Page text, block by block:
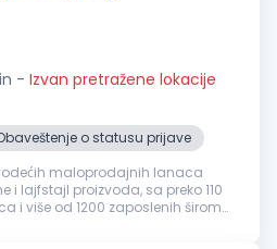
- Izvan pretražene lokacije
o statusu prijave
maloprodajnih lanaca
i lajfstajl proizvoda, sa preko 110
i više od 1200 zaposlenih širom